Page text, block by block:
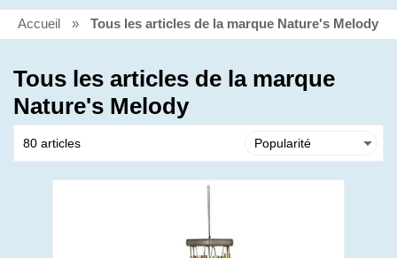
Accueil » Tous les articles de la marque Nature's Melody
Tous les articles de la marque
Nature's Melody
80 articles